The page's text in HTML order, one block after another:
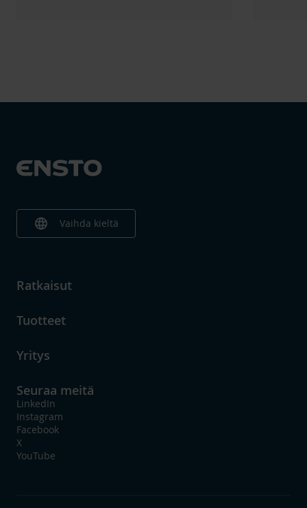
language Vaihda kieltä
Ratkaisut
Tuotteet
Yritys
Seuraa meitä
LinkedIn
Instagram
Facebook
X
YouTube